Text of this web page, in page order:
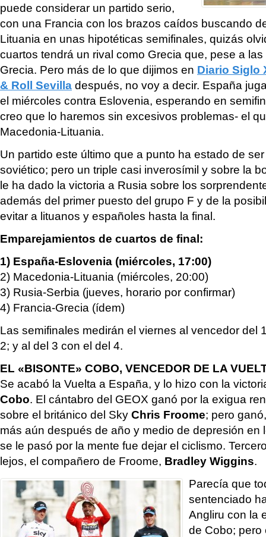
puede considerar un partido serio,
con una Francia con los brazos caídos buscando
Lituania en unas hipotéticas semifinales, quizás
cuartos tendrá un rival como Grecia que, pese a
Grecia. Pero más de lo que dijimos en Diario Siglo
& Roll Sevilla después, no voy a decir. España
el miércoles contra Eslovenia, esperando en
creo que lo haremos sin excesivos problemas- el
Macedonia-Lituania.
Un partido este último que a punto ha estado de
soviético; pero un triple casi inverosímil y sobre la
le ha dado la victoria a Rusia sobre los
además del primer puesto del grupo F y de la
evitar a lituanos y españoles hasta la final.
Emparejamientos de cuartos de final:
1) España-Eslovenia (miércoles, 17:00)
2) Macedonia-Lituania (miércoles, 20:00)
3) Rusia-Serbia (jueves, horario por confirmar)
4) Francia-Grecia (ídem)
Las semifinales medirán el viernes al vencedor del
2; y al del 3 con el del 4.
EL «BISONTE» COBO, VENCEDOR DE LA
Se acabó la Vuelta a España, y lo hizo con la
Cobo. El cántabro del GEOX ganó por la exigua
sobre el británico del Sky Chris Froome; pero
más aún después de año y medio de depresión en
se le pasó por la mente fue dejar el ciclismo.
lejos, el compañero de Froome, Bradley Wiggins.
Parecía que
sentenciado
Angliru con la
de Cobo;